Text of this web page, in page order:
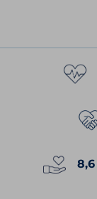
8,6